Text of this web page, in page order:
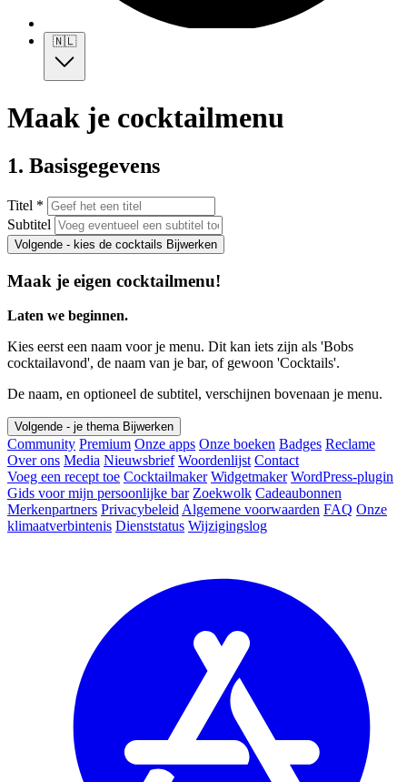
🇳🇱
Maak je cocktailmenu
1. Basisgegevens
Titel *
Subtitel
Volgende - kies de cocktails Bijwerken
Maak je eigen cocktailmenu!
Laten we beginnen.
Kies eerst een naam voor je menu. Dit kan iets zijn als 'Bobs
cocktailavond', de naam van je bar, of gewoon 'Cocktails'.
De naam, en optioneel de subtitel, verschijnen bovenaan je menu.
Volgende - je thema Bijwerken
Community Premium Onze apps Onze boeken Badges Reclame
Over ons Media Nieuwsbrief Woordenlijst Contact
Voeg een recept toe Cocktailmaker Widgetmaker WordPress-plugin
Gids voor mijn persoonlijke bar Zoekwolk Cadeaubonnen
Merkenpartners Privacybeleid Algemene voorwaarden FAQ Onze
klimaatverbintenis Dienststatus Wijzigingslog